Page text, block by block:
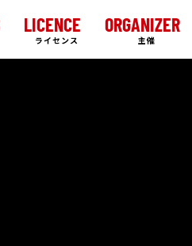
LICENCE
ライセンス
ORGANIZER
主催